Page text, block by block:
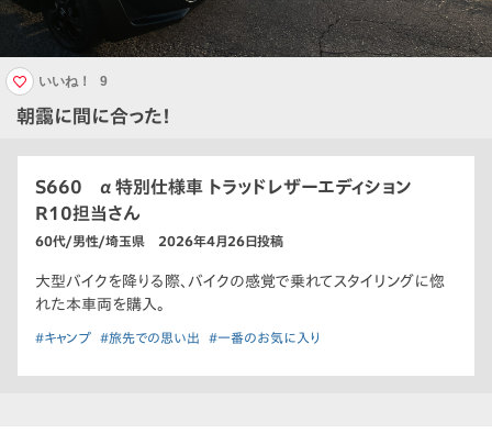
朝靄に間に合った！
いいね！ 9
S660 α 特別仕様車 トラッドレザーエディション
R10担当さん
60代/男性/埼玉県 2026年4月26日投稿
大型バイクを降りる際、バイクの感覚で乗れてスタイリングに惚
れた本車両を購入。
#キャンプ #旅先での思い出 #一番のお気に入り